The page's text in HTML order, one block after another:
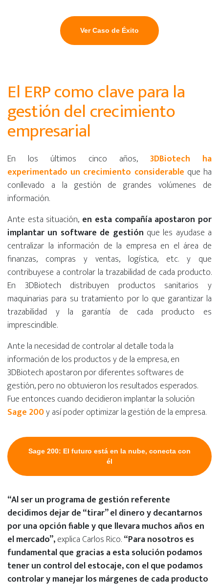
Ver Caso de Éxito
El ERP como clave para la
gestión del crecimiento
empresarial
En los últimos cinco años, 3DBiotech ha
experimentado un crecimiento considerable que ha
conllevado a la gestión de grandes volúmenes de
información.
Ante esta situación, en esta compañía apostaron por
implantar un software de gestión que les ayudase a
centralizar la información de la empresa en el área de
finanzas, compras y ventas, logística, etc. y que
contribuyese a controlar la trazabilidad de cada producto.
En 3DBiotech distribuyen productos sanitarios y
maquinarias para su tratamiento por lo que garantizar la
trazabilidad y la garantía de cada producto es
imprescindible.
Ante la necesidad de controlar al detalle toda la
información de los productos y de la empresa, en
3DBiotech apostaron por diferentes softwares de
gestión, pero no obtuvieron los resultados esperados.
Fue entonces cuando decidieron implantar la solución
Sage 200y así poder optimizar la gestión de la empresa.
Sage 200: El futuro está en la nube, conecta con
él
“Al ser un programa de gestión referente
decidimos dejar de “tirar” el dinero y decantarnos
por una opción fiable y que llevara muchos años en
el mercado”,explica Carlos Rico.“Para nosotros es
fundamental que gracias a esta solución podamos
tener un control del estocaje, con el que podamos
controlar y manejar los márgenes de cada producto